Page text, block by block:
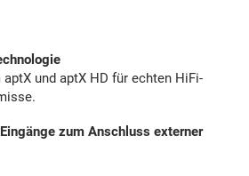
und aptX HD für echten HiFi-
zum Anschluss externer